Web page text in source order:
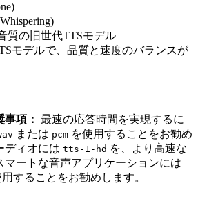
の旧世代TTSモデル
モデルで、品質と速度のバランスが
項： 最速の応答時間を実現するに
または pcm を使用することをお勧め
ディオには tts-1-hd を、より高速な
マートな音声アプリケーションには
用することをお勧めします。